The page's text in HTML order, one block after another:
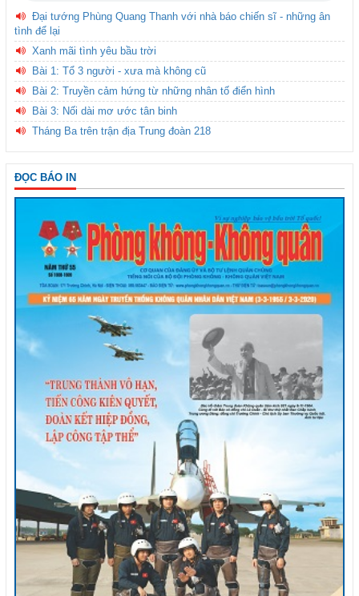
Đại tướng Phùng Quang Thanh với nhà báo chiến sĩ - những ân
tình để lại
Xanh mãi tình yêu bầu trời
Bài 1: Tổ 3 người - xưa mà không cũ
Bài 2: Truyền cảm hứng từ những nhân tố điển hình
Bài 3: Nối dài mơ ước tân binh
Tháng Ba trên trận địa Trung đoàn 218
ĐỌC BÁO IN